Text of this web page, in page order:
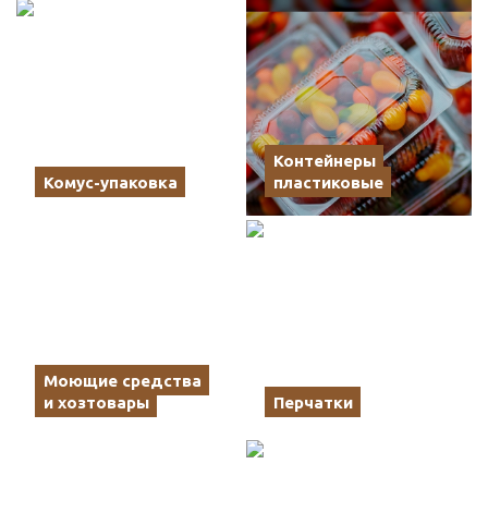
Комус-упаковка
Контейнеры
пластиковые
Моющие средства
и хозтовары
Перчатки